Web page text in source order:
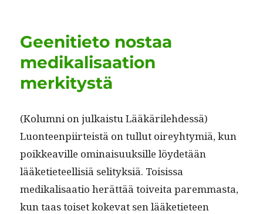
Geenitieto nostaa
medikalisaation
merkitystä
(Kolum­ni on julka­istu Lääkärilehdessä)
Luon­teen­pi­irteistä on tul­lut oirey­htymiä, kun
poikkeav­ille omi­naisuuk­sille löy­de­tään
lääketi­eteel­lisiä seli­tyk­siä. Toi­sis­sa
medikalisaa­tio herät­tää toivei­ta parem­mas­ta,
kun taas toiset koke­vat sen lääketi­eteen